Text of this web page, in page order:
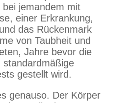
jemandem mit
einer Erkrankung,
das Rückenmark
von Taubheit und
Jahre bevor die
standardmäßige
gestellt wird.
genauso. Der Körper